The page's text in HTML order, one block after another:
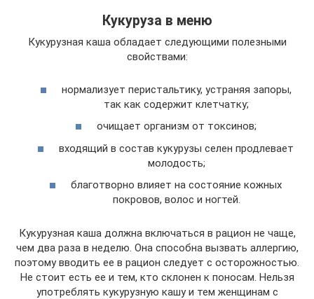
Кукуруза в меню
Кукурузная каша обладает следующими полезными
свойствами:
нормализует перистальтику, устраняя запоры,
так как содержит клетчатку;
очищает организм от токсинов;
входящий в состав кукурузы селен продлевает
молодость;
благотворно влияет на состояние кожных
покровов, волос и ногтей.
Кукурузная каша должна включаться в рацион не чаще,
чем два раза в неделю. Она способна вызвать аллергию,
поэтому вводить ее в рацион следует с осторожностью.
Не стоит есть ее и тем, кто склонен к поносам. Нельзя
употреблять кукурузную кашу и тем женщинам с